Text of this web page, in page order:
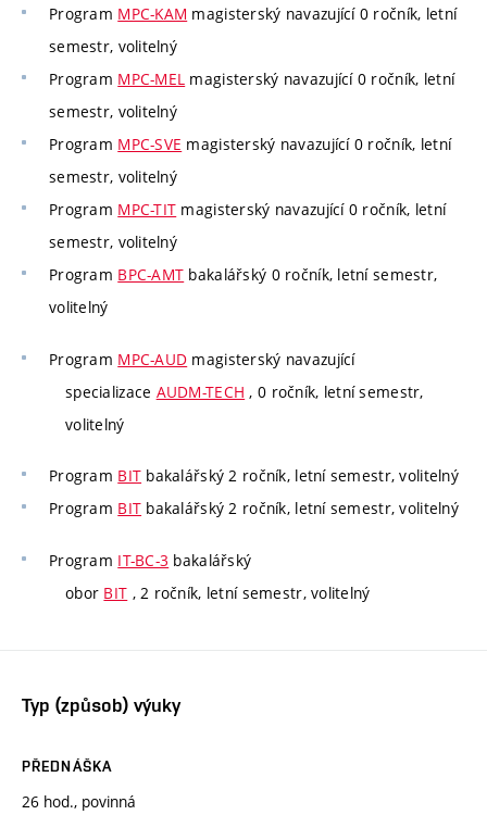
Program MPC-KAM magisterský navazující 0 ročník, letní
semestr, volitelný
Program MPC-MEL magisterský navazující 0 ročník, letní
semestr, volitelný
Program MPC-SVE magisterský navazující 0 ročník, letní
semestr, volitelný
Program MPC-TIT magisterský navazující 0 ročník, letní
semestr, volitelný
Program BPC-AMT bakalářský 0 ročník, letní semestr,
volitelný
Program MPC-AUD magisterský navazující
specializace AUDM-TECH , 0 ročník, letní semestr,
volitelný
Program BIT bakalářský 2 ročník, letní semestr, volitelný
Program BIT bakalářský 2 ročník, letní semestr, volitelný
Program IT-BC-3 bakalářský
obor BIT , 2 ročník, letní semestr, volitelný
Typ (způsob) výuky
PŘEDNÁŠKA
26 hod., povinná